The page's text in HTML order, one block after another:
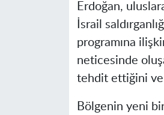
Erdoğan,
İsrail
programına
neticesinde
tehdit ettiğini ve
Bölgenin yeni